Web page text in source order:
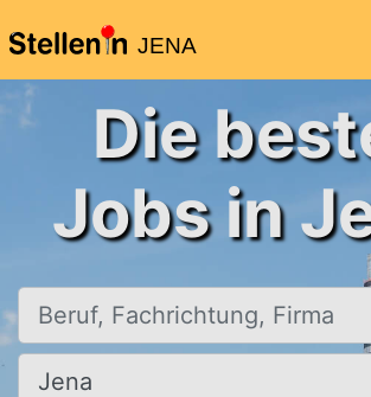
JENA
Die
Jobs in
Beruf, Fachrichtung, Firma
Ort, Stadt